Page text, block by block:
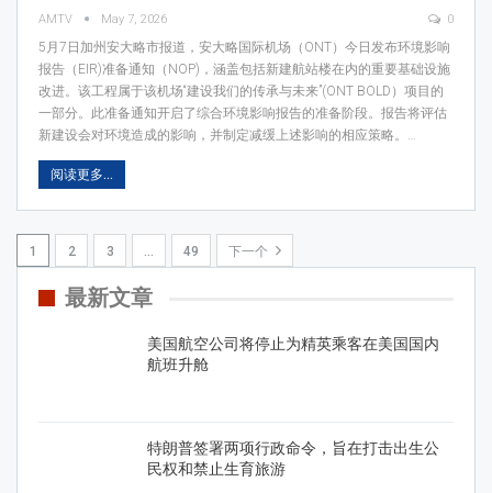
AMTV May 7, 2026 0
5月7日加州安大略市报道，安大略国际机场（ONT）今日发布环境影响
报告（EIR)准备通知（NOP)，涵盖包括新建航站楼在内的重要基础设施
改进。该工程属于该机场“建设我们的传承与未来”(ONT BOLD）项目的
一部分。此准备通知开启了综合环境影响报告的准备阶段。报告将评估
新建设会对环境造成的影响，并制定减缓上述影响的相应策略。…
阅读更多...
1 2 3 49 下一个
最新文章
美国航空公司将停止为精英乘客在美国国内
航班升舱
特朗普签署两项行政命令，旨在打击出生公
民权和禁止生育旅游